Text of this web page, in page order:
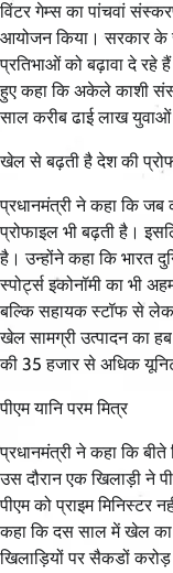
विंटर गेम्स का पांचवां
आयोजन किया। सरकार के
प्रतिभाओं को बढ़ावा दे रहे
हुए कहा कि अकेले काशी
साल करीब ढाई लाख
खेल से बढ़ती है देश की
प्रधानमंत्री ने कहा कि
प्रोफाइल भी बढ़ती है।
है। उन्होंने कहा कि भारत
स्पोर्ट्स इकोनॉमी का भी
बल्कि सहायक स्टॉफ से
खेल सामग्री उत्पादन का
की 35 हजार से अधिक
पीएम यानि परम मित्र
प्रधानमंत्री ने कहा कि
उस दौरान एक खिलाड़ी ने
पीएम को प्राइम मिनिस्टर
कहा कि दस साल में खेल का
खिलाड़ियों पर सैकडों